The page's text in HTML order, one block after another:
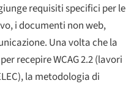
requisiti specifici per le
i documenti non web,
Una volta che la
recepire WCAG 2.2 (lavori
la metodologia di